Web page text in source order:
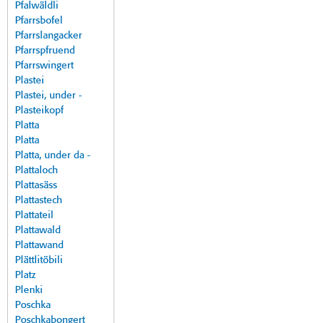
Pfalwäldli
Pfarrsbofel
Pfarrslangacker
Pfarrspfruend
Pfarrswingert
Plastei
Plastei, under -
Plasteikopf
Platta
Platta
Platta, under da -
Plattaloch
Plattasäss
Plattastech
Plattateil
Plattawald
Plattawand
Plättlitöbili
Platz
Plenki
Poschka
Poschkabongert